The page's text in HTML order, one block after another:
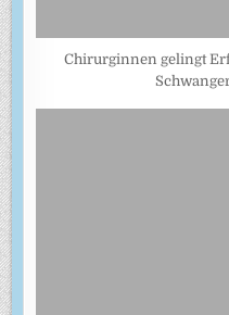
Chirurginnen gelingt